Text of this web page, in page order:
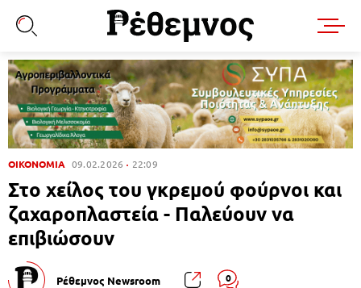
ΟΙΚΟΝΟΜΙΑ 09.02.2026 22:09
Στο χείλος του γκρεμού φούρνοι και
ζαχαροπλαστεία - Παλεύουν να
επιβιώσουν
Ρέθεμνος Newsroom 0